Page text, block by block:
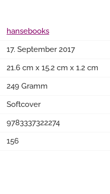
hansebooks
17. September 2017
21.6 cm x 15.2 cm x 1.2 cm
249 Gramm
Softcover
9783337322274
156